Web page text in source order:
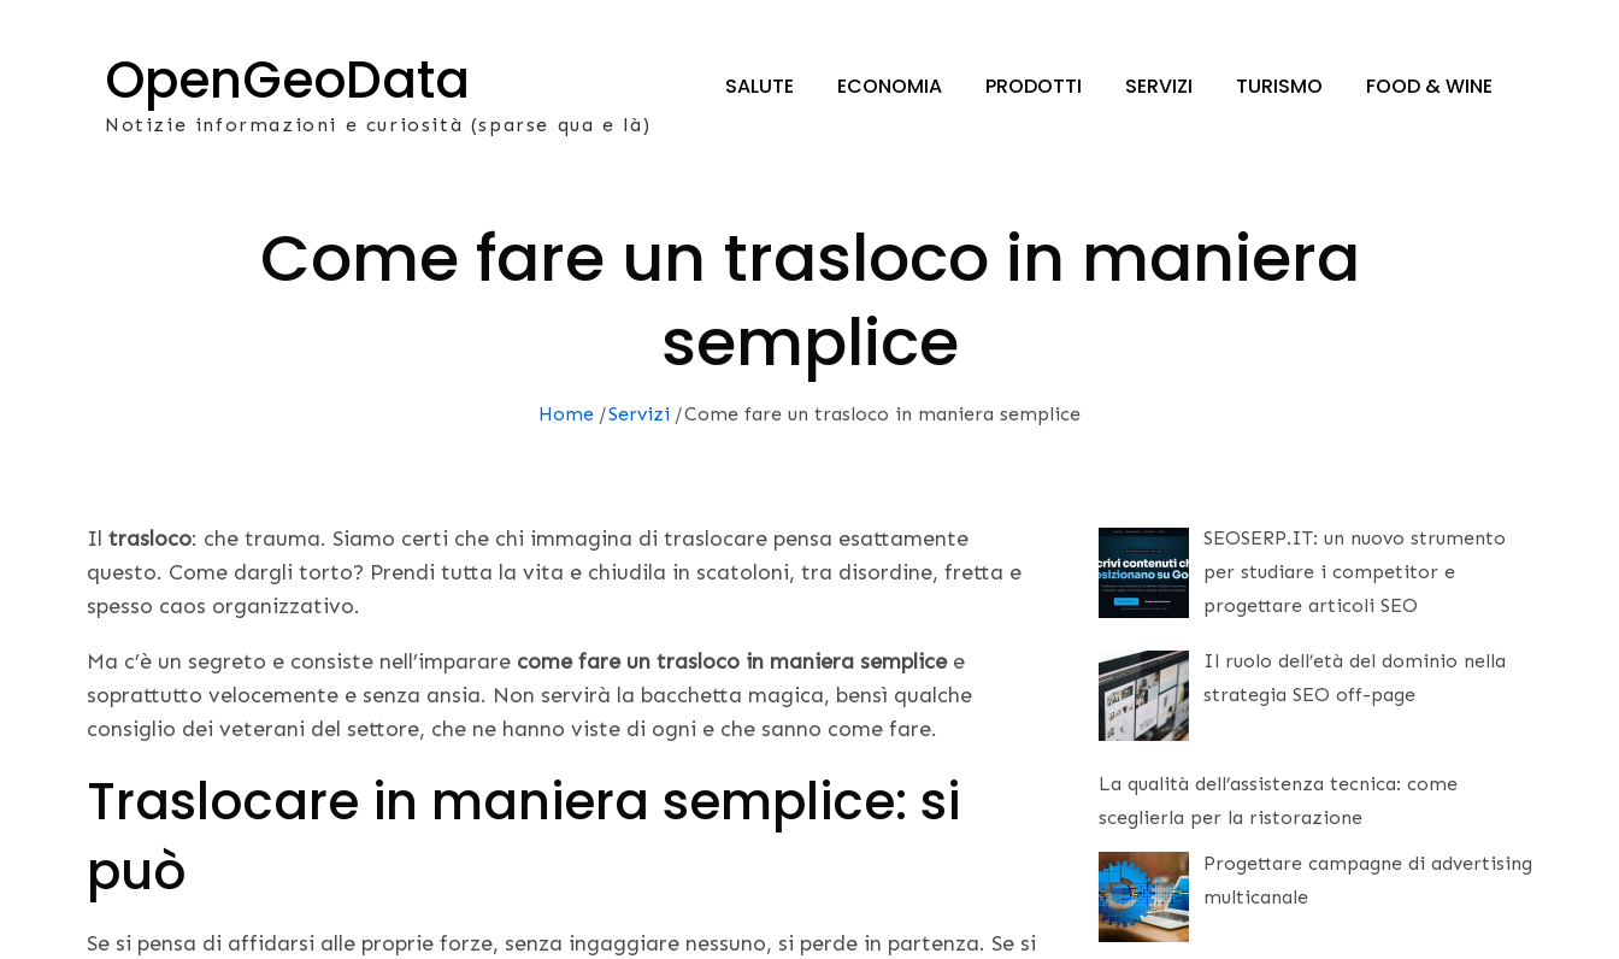
OpenGeoData
Notizie informazioni e curiosità (sparse qua e là)
SALUTE ECONOMIA PRODOTTI SERVIZI TURISMO FOOD & WINE
Come fare un trasloco in maniera
semplice
Home Servizi Come fare un trasloco in maniera semplice
Il trasloco: che trauma. Siamo certi che chi immagina di traslocare pensa esattamente
questo. Come dargli torto? Prendi tutta la vita e chiudila in scatoloni, tra disordine, fretta e
spesso caos organizzativo.
Ma c’è un segreto e consiste nell’imparare come fare un trasloco in maniera semplice e
soprattutto velocemente e senza ansia. Non servirà la bacchetta magica, bensì qualche
consiglio dei veterani del settore, che ne hanno viste di ogni e che sanno come fare.
Traslocare in maniera semplice: si
può
Se si pensa di affidarsi alle proprie forze, senza ingaggiare nessuno, si perde in partenza. Se si
SEOSERP.IT: un nuovo strumento
per studiare i competitor e
progettare articoli SEO
Il ruolo dell’età del dominio nella
strategia SEO off-page
La qualità dell’assistenza tecnica: come
sceglierla per la ristorazione
Progettare campagne di advertising
multicanale